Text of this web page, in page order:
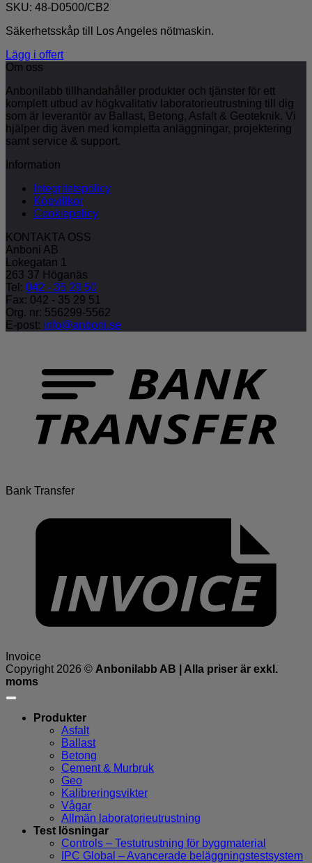
SKU: 48-D0500/CB2
Säkerhetsskåp till Los Angeles nötmaskin.
Lägg i offert
Om oss
Anbonilabb tillhandahåller produkter och tjänster för ett
komplett utbud av högkvalitativ laboratorieutrustning till dig
som är leverantör av Ballast, Betong, Asfalt & Geoteknik. Vi
hjälper dig även med kompletta anläggningar, projektering
samt service & support.
Information
Integritetspolicy
Köpvillkor
Cookiepolicy
KONTAKTA OSS
Anboni AB
Lokegatan 1
263 37 Höganäs
Tel: 042 - 35 29 50
Fax: 042 - 35 29 51
Org. nr: 556299-5562
E-post: info@anboni.se
Bank Transfer
Invoice
Copyright 2026 © Anbonilabb AB | Alla priser är exkl.
moms
Produkter
Asfalt
Ballast
Betong
Cement & Murbruk
Geo
Kalibreringsvikter
Vågar
Allmän laboratorieutrustning
Test lösningar
Controls – Testutrustning för byggmaterial
IPC Global – Avancerade beläggningstestsystem